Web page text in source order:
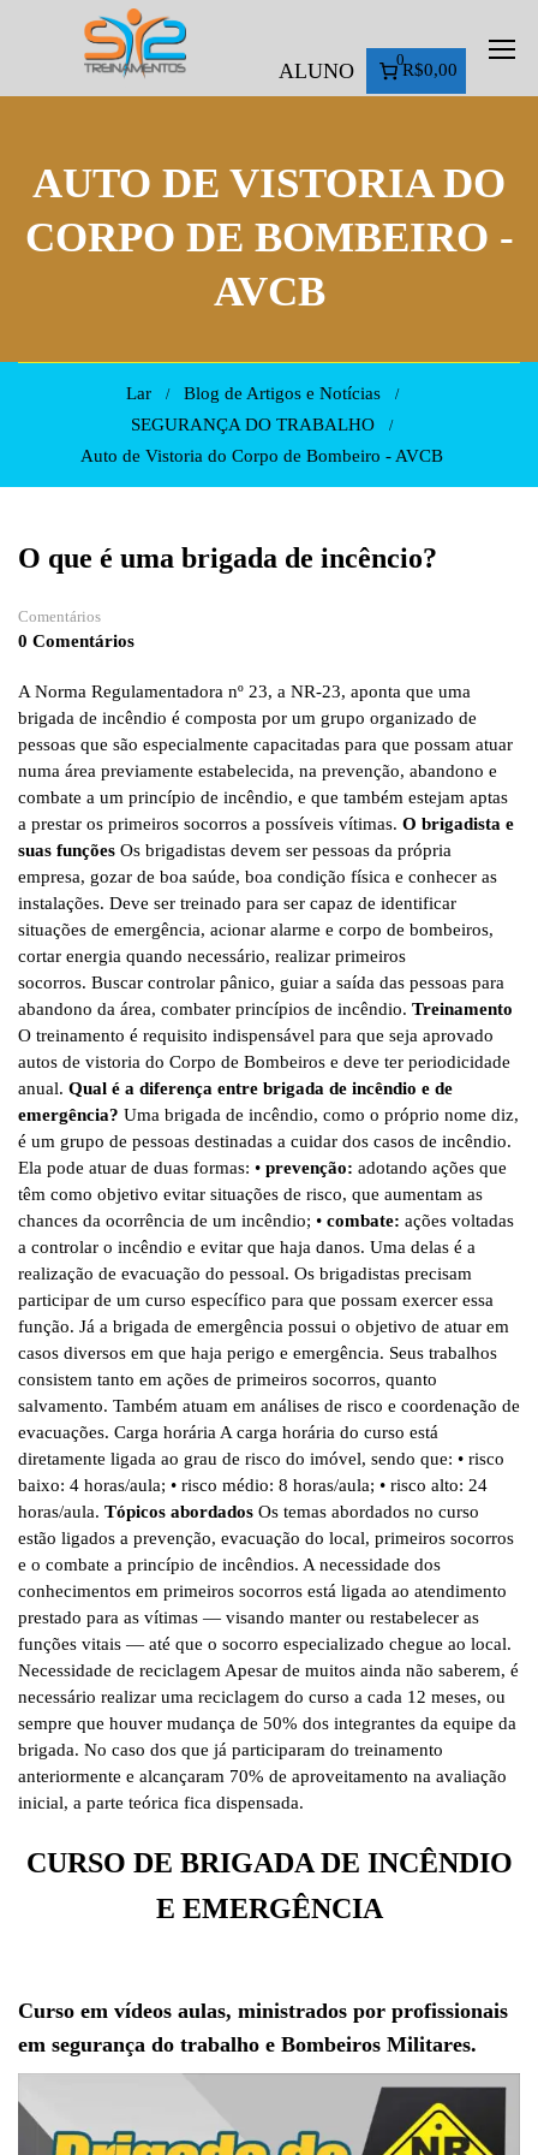
ALUNO 0
R$0,00
AUTO DE VISTORIA DO
CORPO DE BOMBEIRO -
AVCB
Lar
Blog de Artigos e Notícias
SEGURANÇA DO TRABALHO
Auto de Vistoria do Corpo de Bombeiro - AVCB
O que é uma brigada de incêncio?
Comentários
0 Comentários
A Norma Regulamentadora nº 23, a NR-23, aponta que uma
brigada de incêndio é composta por um grupo organizado de
pessoas que são especialmente capacitadas para que possam atuar
numa área previamente estabelecida, na prevenção, abandono e
combate a um princípio de incêndio, e que também estejam aptas
a prestar os primeiros socorros a possíveis vítimas. O brigadista e
suas funções Os brigadistas devem ser pessoas da própria
empresa, gozar de boa saúde, boa condição física e conhecer as
instalações. Deve ser treinado para ser capaz de identificar
situações de emergência, acionar alarme e corpo de bombeiros,
cortar energia quando necessário, realizar primeiros
socorros. Buscar controlar pânico, guiar a saída das pessoas para
abandono da área, combater princípios de incêndio. Treinamento
O treinamento é requisito indispensável para que seja aprovado
autos de vistoria do Corpo de Bombeiros e deve ter periodicidade
anual. Qual é a diferença entre brigada de incêndio e de
emergência? Uma brigada de incêndio, como o próprio nome diz,
é um grupo de pessoas destinadas a cuidar dos casos de incêndio.
Ela pode atuar de duas formas: • prevenção: adotando ações que
têm como objetivo evitar situações de risco, que aumentam as
chances da ocorrência de um incêndio; • combate: ações voltadas
a controlar o incêndio e evitar que haja danos. Uma delas é a
realização de evacuação do pessoal. Os brigadistas precisam
participar de um curso específico para que possam exercer essa
função. Já a brigada de emergência possui o objetivo de atuar em
casos diversos em que haja perigo e emergência. Seus trabalhos
consistem tanto em ações de primeiros socorros, quanto
salvamento. Também atuam em análises de risco e coordenação de
evacuações. Carga horária A carga horária do curso está
diretamente ligada ao grau de risco do imóvel, sendo que: • risco
baixo: 4 horas/aula; • risco médio: 8 horas/aula; • risco alto: 24
horas/aula. Tópicos abordados Os temas abordados no curso
estão ligados a prevenção, evacuação do local, primeiros socorros
e o combate a princípio de incêndios. A necessidade dos
conhecimentos em primeiros socorros está ligada ao atendimento
prestado para as vítimas — visando manter ou restabelecer as
funções vitais — até que o socorro especializado chegue ao local.
Necessidade de reciclagem Apesar de muitos ainda não saberem, é
necessário realizar uma reciclagem do curso a cada 12 meses, ou
sempre que houver mudança de 50% dos integrantes da equipe da
brigada. No caso dos que já participaram do treinamento
anteriormente e alcançaram 70% de aproveitamento na avaliação
inicial, a parte teórica fica dispensada.
CURSO DE BRIGADA DE INCÊNDIO
E EMERGÊNCIA
Curso em vídeos aulas, ministrados por profissionais
em segurança do trabalho e Bombeiros Militares.